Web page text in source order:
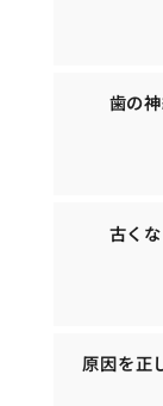
歯の
古く
原因を正